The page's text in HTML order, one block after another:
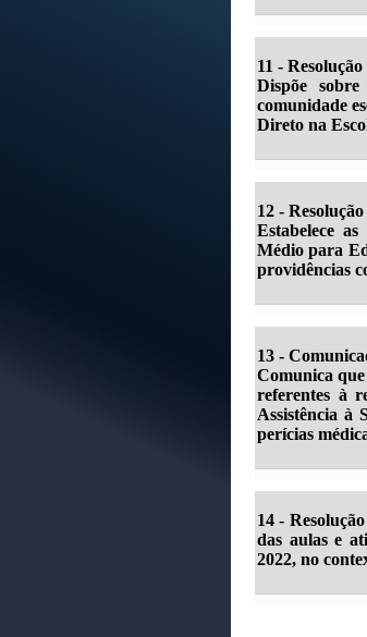
11 -
Dispõe
comunidade
Direto na
12 -
Estabelece
Médio para
providências
13 -
Comunica
referentes à
Assistência à
perícias
14 -
das aulas e
2022, no